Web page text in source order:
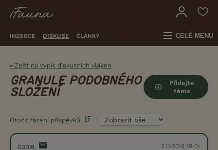
INZERCE DISKUSE ČLÁNKY CELÉ MENU
« Zpět na výpis diskusních vláken
GRANULE PODOBNÉHO
SLOŽENÍ
Přidejte
téma
Otočit řazení příspěvků
conie 2.11.2018 19:01